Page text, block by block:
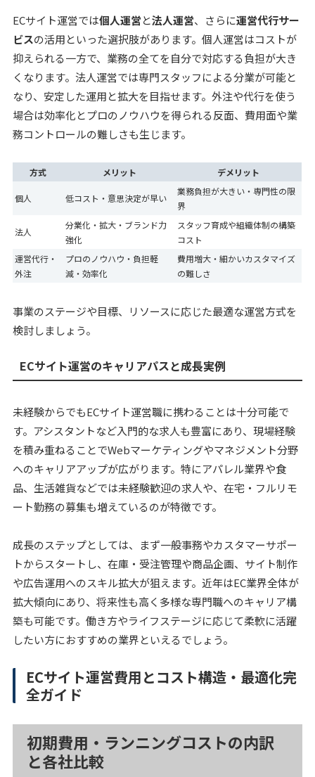
ECサイト運営では個人運営と法人運営、さらに運営代行サー
ビスの活用といった選択肢があります。個人運営はコストが
抑えられる一方で、業務の全てを自分で対応する負担が大き
くなります。法人運営では専門スタッフによる分業が可能と
なり、安定した運用と拡大を目指せます。外注や代行を使う
場合は効率化とプロのノウハウを得られる反面、費用面や業
務コントロールの難しさも生じます。
方式 メリット デメリット
個人 低コスト・意思決定が早い
業務負担が大きい・専門性の限
界
法人
分業化・拡大・ブランド力
強化
スタッフ育成や組織体制の構築
コスト
運営代行・
外注
プロのノウハウ・負担軽
減・効率化
費用増大・細かいカスタマイズ
の難しさ
事業のステージや目標、リソースに応じた最適な運営方式を
検討しましょう。
ECサイト運営のキャリアパスと成長実例
未経験からでもECサイト運営職に携わることは十分可能で
す。アシスタントなど入門的な求人も豊富にあり、現場経験
を積み重ねることでWebマーケティングやマネジメント分野
へのキャリアアップが広がります。特にアパレル業界や食
品、生活雑貨などでは未経験歓迎の求人や、在宅・フルリモ
ート勤務の募集も増えているのが特徴です。
成長のステップとしては、まず一般事務やカスタマーサポー
トからスタートし、在庫・受注管理や商品企画、サイト制作
や広告運用へのスキル拡大が狙えます。近年はEC業界全体が
拡大傾向にあり、将来性も高く多様な専門職へのキャリア構
築も可能です。働き方やライフステージに応じて柔軟に活躍
したい方におすすめの業界といえるでしょう。
ECサイト運営費用とコスト構造・最適化完
全ガイド
初期費用・ランニングコストの内訳
と各社比較